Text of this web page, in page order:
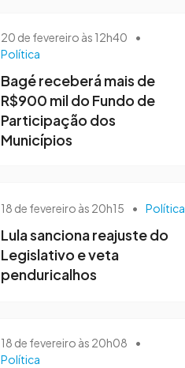
20 de fevereiro às 12h40
•
Política
Bagé receberá mais de
R$900 mil do Fundo de
Participação dos
Municípios
18 de fevereiro às 20h15 • Política
Lula sanciona reajuste do
Legislativo e veta
penduricalhos
18 de fevereiro às 20h08
•
Política